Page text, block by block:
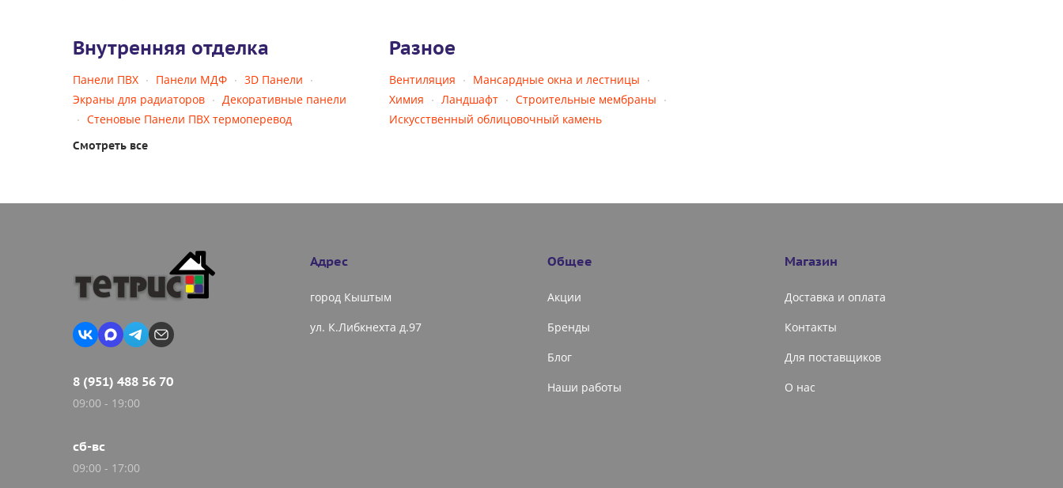
Внутренняя отделка
Панели ПВХ Панели МДФ
3D Панели
Экраны для радиаторов
Декоративные панели
Стеновые Панели ПВХ термоперевод
Смотреть все
Разное
Вентиляция
Мансардные окна и лестницы
Химия
Ландшафт
Строительные мембраны
Искусственный облицовочный камень
8 (951) 488 56 70
09:00 - 19:00
сб-вс
09:00 - 17:00
Адрес
город Кыштым
ул. К.Либкнехта д.97
Общее
Акции
Бренды
Блог
Наши работы
Магазин
Доставка и оплата
Контакты
Для поставщиков
О нас